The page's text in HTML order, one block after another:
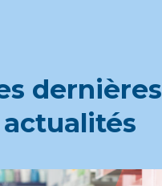
dernières
actualités